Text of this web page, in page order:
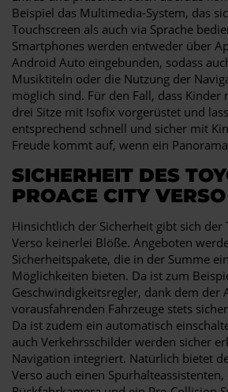
Beispiel das Multimedia-System, das
Touchscreen als auch via Sprache
Smartphones werden entweder über
Android Auto eingebunden, sodass
Musiktiteln oder die Nutzung der
möglich sind. Für den Fall, dass Kinder
drei Sitze mit Isofix vorgerüstet und
entsprechend schnell und sicher mit
Freude kommt auf, wenn ein
SICHERHEIT DES
PROACE CITY VERSO
Hinsichtlich der Sicherheit gibt sich der
Verso keinerlei Blöße. Angeboten
Sicherheitspakete, die in der Summe
Möglichkeiten bieten. Da ist zum
Geschwindigkeitsregler, dank dem der
vorausfahrenden Fahrzeuge stets
Da ist zudem ein automatisch
auch Verkehrsschilder werden sicher
Navigation integriert. Natürlich bietet
Verso auch einen Spurhalteassistenten,